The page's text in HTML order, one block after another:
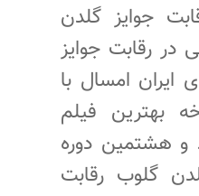
جوایز گلدن
در رقابت جوایز
ایران امسال با
بهترین فیلم
و هشتمین دوره
گلوب رقابت